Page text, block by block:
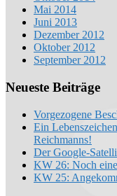
Mai 2014
Juni 2013
Dezember 2012
Oktober 2012
September 2012
Neueste Beiträge
Vorgezogene
Ein
Reichmanns!
Der Google-
KW 26: Noch
KW 25: